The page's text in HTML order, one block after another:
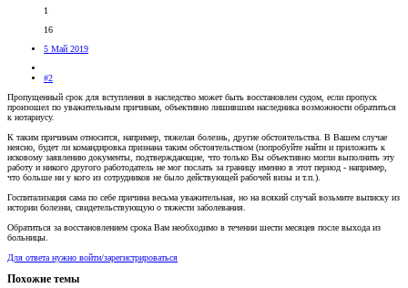
1
16
5 Май 2019
#2
Пропущенный срок для вступления в наследство может быть восстановлен судом, если пропуск
произошел по уважительным причинам, объективно лишившим наследника возможности обратиться
к нотариусу.
К таким причинам относится, например, тяжелая болезнь, другие обстоятельства. В Вашем случае
неясно, будет ли командировка признана таким обстоятельством (попробуйте найти и приложить к
исковому заявлению документы, подтверждающие, что только Вы объективно могли выполнить эту
работу и никого другого работодатель не мог послать за границу именно в этот период - например,
что больше ни у кого из сотрудников не было действующей рабочей визы и т.п.).
Госпитализация сама по себе причина весьма уважительная, но на всякий случай возьмите выписку из
истории болезни, свидетельствующую о тяжести заболевания.
Обратиться за восстановлением срока Вам необходимо в течении шести месяцев после выхода из
больницы.
Для ответа нужно войти/зарегистрироваться
Похожие темы